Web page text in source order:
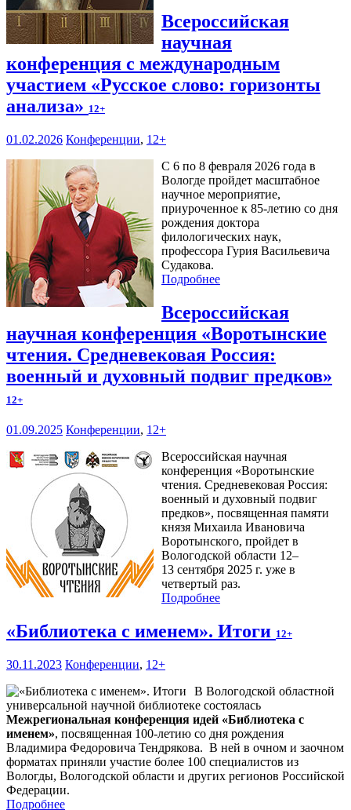
Всероссийская
научная
конференция с международным
участием «Русское слово: горизонты
анализа» 12+
01.02.2026 Конференции, 12+
С 6 по 8 февраля 2026 года в
Вологде пройдет масштабное
научное мероприятие,
приуроченное к 85-летию со дня
рождения доктора
филологических наук,
профессора Гурия Васильевича
Судакова.
Подробнее
Всероссийская
научная конференция «Воротынские
чтения. Средневековая Россия:
военный и духовный подвиг предков»
12+
01.09.2025 Конференции, 12+
Всероссийская научная
конференция «Воротынские
чтения. Средневековая Россия:
военный и духовный подвиг
предков», посвященная памяти
князя Михаила Ивановича
Воротынского, пройдет в
Вологодской области 12–
13 сентября 2025 г. уже в
четвертый раз.
Подробнее
«Библиотека с именем». Итоги 12+
30.11.2023 Конференции, 12+
В Вологодской областной
универсальной научной библиотеке состоялась
Межрегиональная конференция идей «Библиотека с
именем», посвященная 100-летию со дня рождения
Владимира Федоровича Тендрякова. В ней в очном и заочном
форматах приняли участие более 100 специалистов из
Вологды, Вологодской области и других регионов Российской
Федерации.
Подробнее